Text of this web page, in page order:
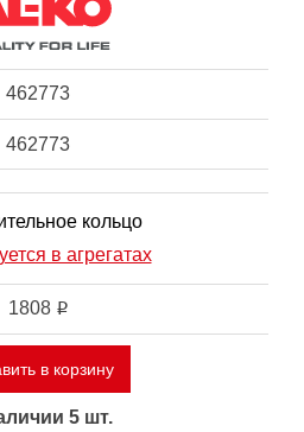
462773
462773
кольцо
в агрегатах
1808 i
в корзину
5 шт.